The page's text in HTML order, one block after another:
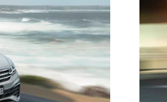
del
8 años
14